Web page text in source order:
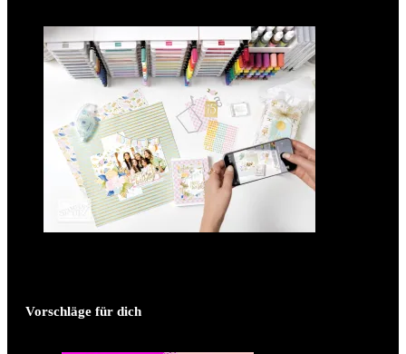
GANZ NEU: Scrapbooking
Club 2025
21. Januar 2025
Vorschläge für dich